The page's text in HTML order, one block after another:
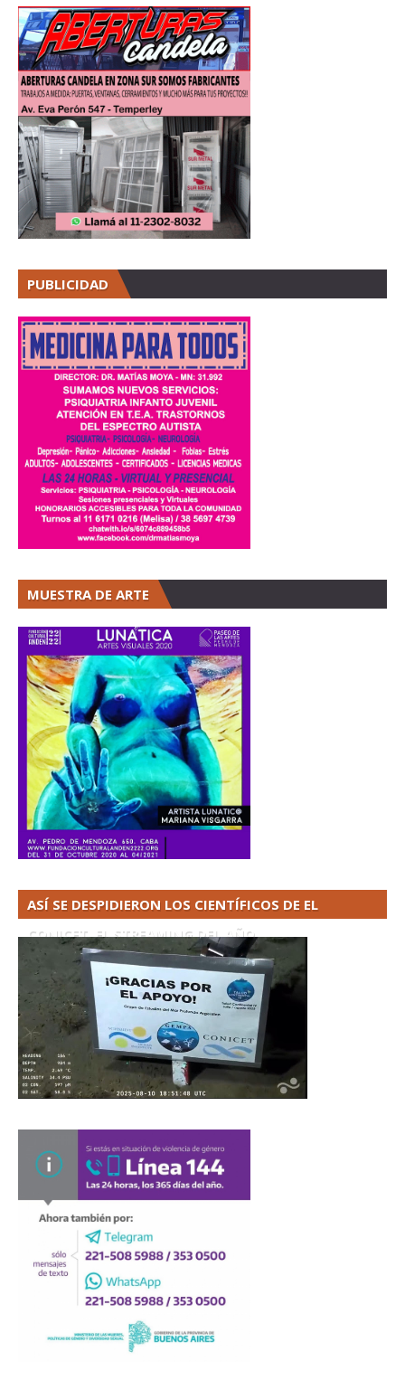
PUBLICIDAD
MUESTRA DE ARTE
ASÍ SE DESPIDIERON LOS CIENTÍFICOS DE EL
CONICET. EL STREAMING DEL AÑO